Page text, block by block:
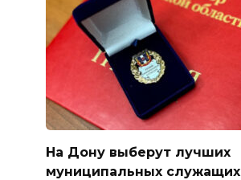
На Дону выберут лучших
муниципальных служащих